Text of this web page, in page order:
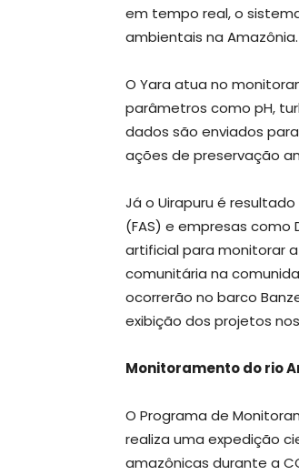
em tempo real, o
ambientais na Amazônia.
O Yara atua no
parâmetros como pH,
dados são enviados
ações de preservação
Já o Uirapuru é
(FAS) e empresas como
artificial para monitorar
comunitária na
ocorrerão no barco
exibição dos projetos nos
Monitoramento do rio
O Programa de
realiza uma expedição
amazônicas durante a